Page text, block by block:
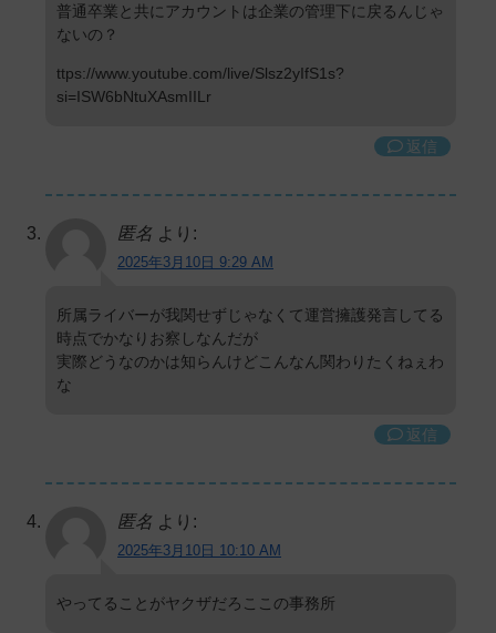
普通卒業と共にアカウントは企業の管理下に戻るんじゃ
ないの？
ttps://www.youtube.com/live/Slsz2yIfS1s?
si=ISW6bNtuXAsmIILr
返信
匿名 より:
2025年3月10日 9:29 AM
所属ライバーが我関せずじゃなくて運営擁護発言してる
時点でかなりお察しなんだが
実際どうなのかは知らんけどこんなん関わりたくねぇわ
な
返信
匿名 より:
2025年3月10日 10:10 AM
やってることがヤクザだろここの事務所